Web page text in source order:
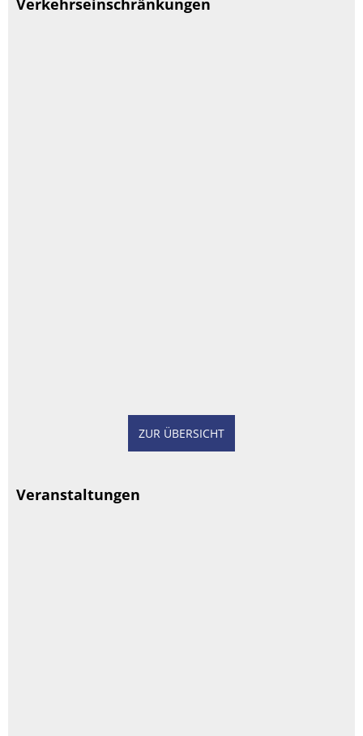
Verkehrseinschränkungen
ZUR ÜBERSICHT
Veranstaltungen